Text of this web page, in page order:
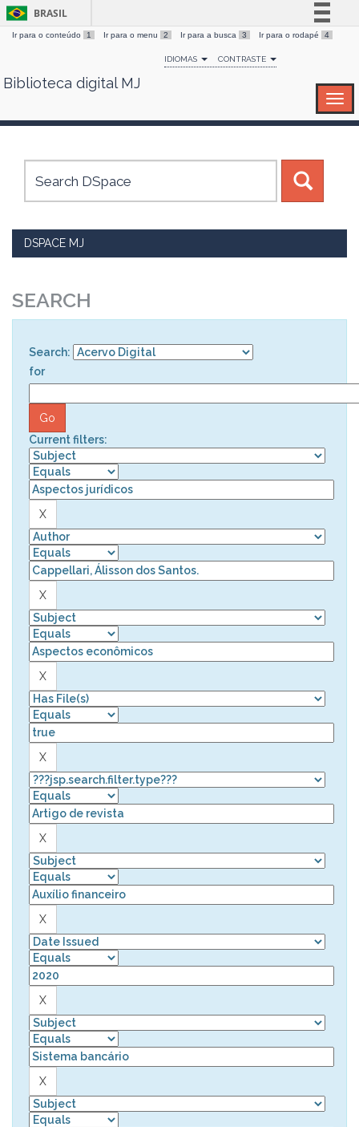
Skip
BRASIL
Simplifique!
Comunica BR
Canais
Ir para o conteúdo 1 Ir para o menu 2 Ir para a busca 3 Ir para o rodapé 4
IDIOMAS CONTRASTE
Biblioteca digital MJ
DSPACE MJ
SEARCH
Search:
for
Current filters: